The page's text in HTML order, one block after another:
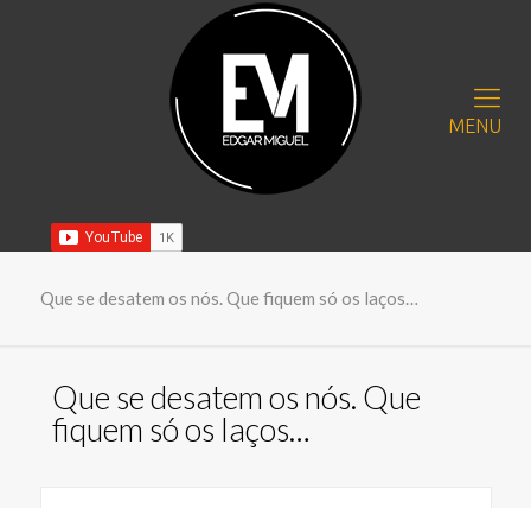
MENU
Que se desatem os nós. Que fiquem só os laços…
Que se desatem os nós. Que
fiquem só os laços…